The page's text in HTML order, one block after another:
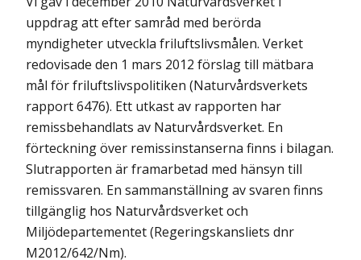
uppdrag att efter samråd med berörda
myndigheter utveckla friluftslivsmålen. Verket
redovisade den 1 mars 2012 förslag till mätbara
mål för friluftslivspolitiken (Naturvårdsverkets
rapport 6476). Ett utkast av rapporten har
remissbehandlats av Naturvårdsverket. En
förteckning över remissinstanserna finns i bilagan.
Slutrapporten är framarbetad med hänsyn till
remissvaren. En sammanställning av svaren finns
tillgänglig hos Naturvårdsverket och
Miljödepartementet (Regeringskansliets dnr
M2012/642/Nm).